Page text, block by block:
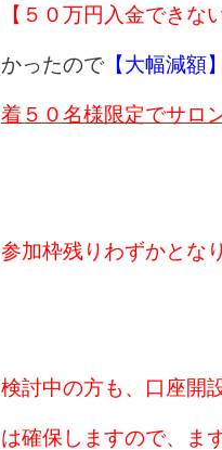
【５０万円入金できな
かったので 【大幅減額】
着５０名様限定でサロ
参加枠残りわずかとな
検討中の方も、口座開
は確保しますので、ま